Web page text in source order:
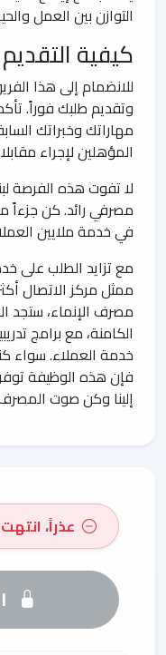
التوازن بين العمل
كيفية التقديم
للانضمام إلى هذا
وتقديم طلبك فوراً.
مهاراتك وخبراتك
المؤهلين لإجراء
لا تفوت هذه الفرصة
مصرفي رائد. كن
في خدمة ملايين
مع تزايد الطلب على
ممثل مركز الاتصال
مصرف الإنماء، ستجد
الكامنة، مع برامج
خدمة العملاء. سواء
فإن هذه الوظيفة
إلينا وكن صوت
عذراً،